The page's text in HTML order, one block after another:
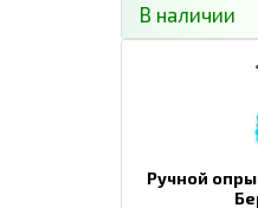
В наличии
Ручной